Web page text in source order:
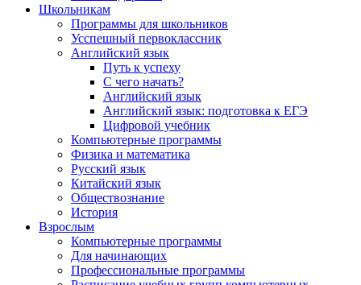
Школьникам
Программы для школьников
Усспешный первоклассник
Английский язык
Путь к успеху
С чего начать?
Английский язык
Английский язык: подготовка к ЕГЭ
Цифровой учебник
Компьютерные программы
Физика и математика
Русский язык
Китайский язык
Обществознание
История
Взрослым
Компьютерные программы
Для начинающих
Профессиональные программы